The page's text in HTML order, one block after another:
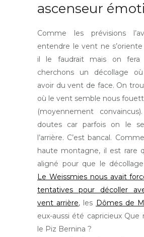
ascenseur
Comme les prévisions
entendre le vent ne
il le faudrait mais on fera
cherchons un décollage où
avoir du vent de face. On
où le vent semble nous
(moyennement
doutes car parfois on le
l’arrière. C’est bancal.
haute montagne, il est rare
aligné pour que le
Le Weissmies nous avait
tentatives pour décoller
vent arrière, les Dômes de
eux-aussi été capricieux Que
le Piz Bernina ?